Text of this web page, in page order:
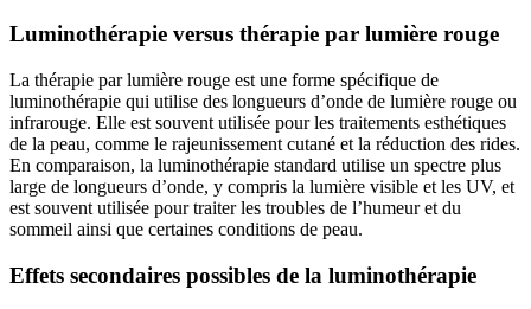
Luminothérapie versus thérapie par lumière rouge
La thérapie par lumière rouge est une forme spécifique de
luminothérapie qui utilise des longueurs d’onde de lumière rouge ou
infrarouge. Elle est souvent utilisée pour les traitements esthétiques
de la peau, comme le rajeunissement cutané et la réduction des rides.
En comparaison, la luminothérapie standard utilise un spectre plus
large de longueurs d’onde, y compris la lumière visible et les UV, et
est souvent utilisée pour traiter les troubles de l’humeur et du
sommeil ainsi que certaines conditions de peau.
Effets secondaires possibles de la luminothérapie